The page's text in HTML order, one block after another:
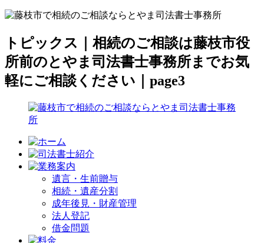
トピックス｜相続のご相談は藤枝市役
所前のとやま司法書士事務所までお気
軽にご相談ください｜page3
遺言・生前贈与
相続・遺産分割
成年後見・財産管理
法人登記
借金問題